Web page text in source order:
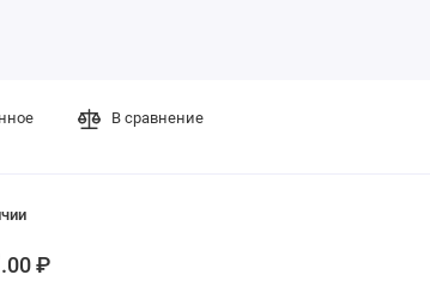
.00 ₽
В сравнение